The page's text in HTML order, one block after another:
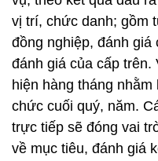
vị trí, chức danh; gồm
đồng nghiệp, đánh
đánh giá của cấp
hiện hàng tháng
chức cuối quý, năm.
trực tiếp sẽ đóng vai
về mục tiêu, đánh giá